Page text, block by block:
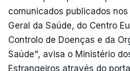
comunicados publicados
Geral da Saúde, do Centro
Controlo de Doenças e da
Saúde", avisa o Ministério
Estrangeiros através do